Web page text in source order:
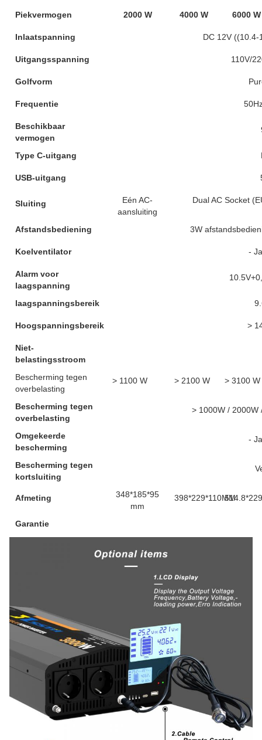
Piekvermogen 2000 W 4000 W 6000 W
Inlaatspanning DC 12V ((10.4-
Uitgangsspanning 110V/
Golfvorm
Frequentie
Beschikbaar
vermogen
Type C-uitgang
USB-uitgang
Sluiting
Eén AC-
aansluiting
Dual AC Socket
Afstandsbediening 3W
Koelventilator -
Alarm voor
laagspanning
laagspanningsbereik
Hoogspanningsbereik >
Niet-
belastingsstroom
Bescherming tegen
overbelasting
> 1100 W > 2100 W > 3100 W
Bescherming tegen
overbelasting
> 1000W / 2000W
Omgekeerde
bescherming
-
Bescherming tegen
kortsluiting
Afmeting
348*185*95
mm
398*229*110MM
Garantie